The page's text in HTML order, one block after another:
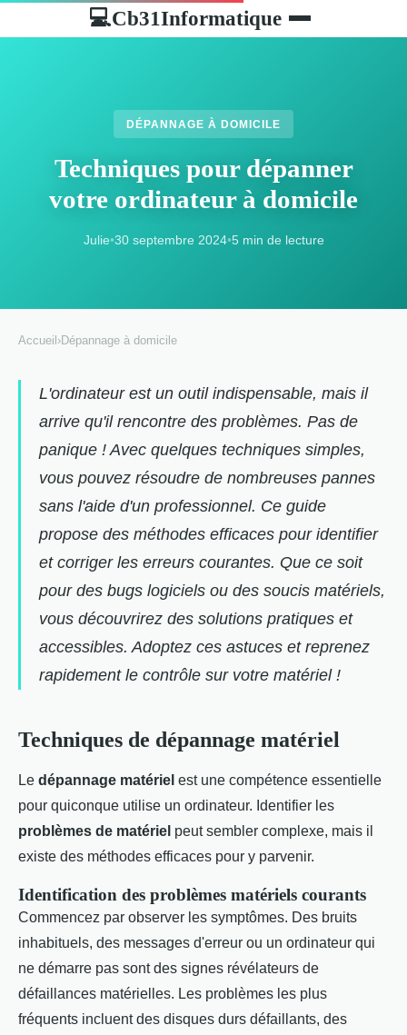
💻Cb31Informatique
DÉPANNAGE À DOMICILE
Techniques pour dépanner
votre ordinateur à domicile
Julie•30 septembre 2024•5 min de lecture
Accueil ›Dépannage à domicile
L'ordinateur est un outil indispensable, mais il
arrive qu'il rencontre des problèmes. Pas de
panique ! Avec quelques techniques simples,
vous pouvez résoudre de nombreuses pannes
sans l'aide d'un professionnel. Ce guide
propose des méthodes efficaces pour identifier
et corriger les erreurs courantes. Que ce soit
pour des bugs logiciels ou des soucis matériels,
vous découvrirez des solutions pratiques et
accessibles. Adoptez ces astuces et reprenez
rapidement le contrôle sur votre matériel !
Techniques de dépannage matériel
Le dépannage matériel est une compétence essentielle
pour quiconque utilise un ordinateur. Identifier les
problèmes de matériel peut sembler complexe, mais il
existe des méthodes efficaces pour y parvenir.
Identification des problèmes matériels courants
Commencez par observer les symptômes. Des bruits
inhabituels, des messages d'erreur ou un ordinateur qui
ne démarre pas sont des signes révélateurs de
défaillances matérielles. Les problèmes les plus
fréquents incluent des disques durs défaillants, des